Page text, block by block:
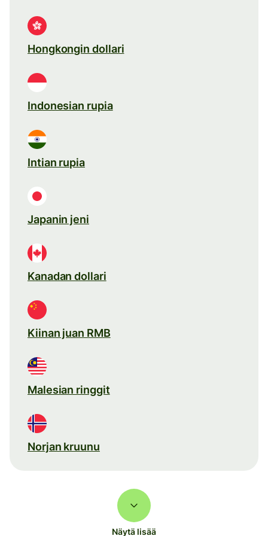
Hongkongin dollari
Indonesian rupia
Intian rupia
Japanin jeni
Kanadan dollari
Kiinan juan RMB
Malesian ringgit
Norjan kruunu
Näytä lisää